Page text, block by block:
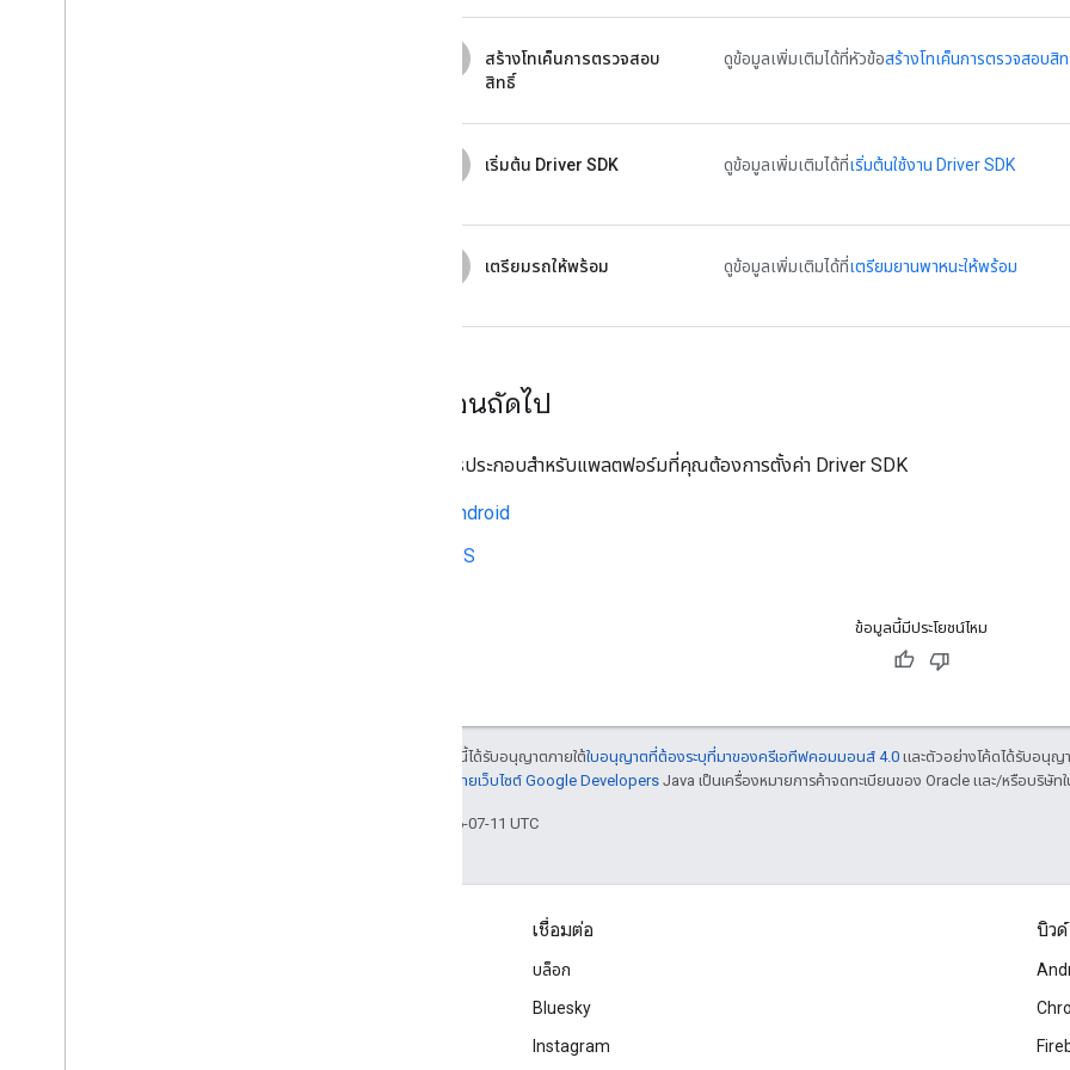
สร้างโทเค็นการตรวจสอบ
สิทธิ์
ดูข้อมูลเพิ่มเติมได้ที่หัวข้อสร้างโทเค็นการตรวจสอบสิ
เริ่มต้น Driver SDK ดูข้อมูลเพิ่มเติมได้ที่เริ่มต้นใช้งาน Driver SDK
เตรียมรถให้พร้อม ดูข้อมูลเพิ่มเติมได้ที่เตรียมยานพาหนะให้พร้อม
ขั้นตอนถัดไป
ดูเอกสารประกอบสำหรับแพลตฟอร์มที่คุณต้องการตั้งค่า Driver SDK
Android
iOS
ข้อมูลนี้มีประโยชน์ไหม
เนื้อหาของหน้าเว็บนี้ได้รับอนุญาตภายใต้ใบอนุญาตที่ต้องระบุที่มาของครีเอทีฟคอมมอนส์ 4.0 และตัวอย่างโค้ดได้รับอนุญ
นโยบายเว็บไซต์ Google Developers Java เป็นเครื่องหมายการค้าจดทะเบียนของ Oracle และ/หรือบริษัทใ
อัปเดตล่าสุด 2026-07-11 UTC
เชื่อมต่อ
บล็อก
Bluesky
Instagram
บิวด์